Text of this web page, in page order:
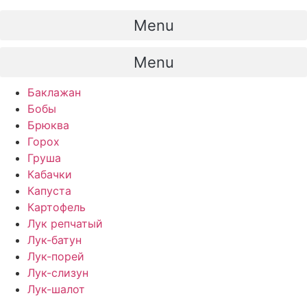
Menu
Menu
Баклажан
Бобы
Брюква
Горох
Груша
Кабачки
Капуста
Картофель
Лук репчатый
Лук-батун
Лук-порей
Лук-слизун
Лук-шалот